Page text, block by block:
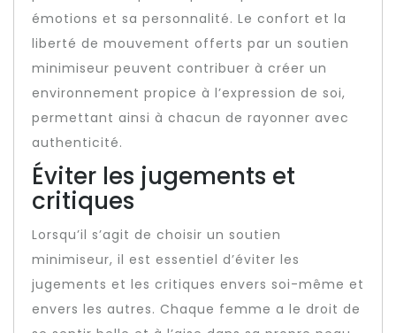
émotions et sa personnalité. Le confort et la
liberté de mouvement offerts par un soutien
minimiseur peuvent contribuer à créer un
environnement propice à l’expression de soi,
permettant ainsi à chacun de rayonner avec
authenticité.
Éviter les jugements et
critiques
Lorsqu’il s’agit de choisir un soutien
minimiseur, il est essentiel d’éviter les
jugements et les critiques envers soi-même et
envers les autres. Chaque femme a le droit de